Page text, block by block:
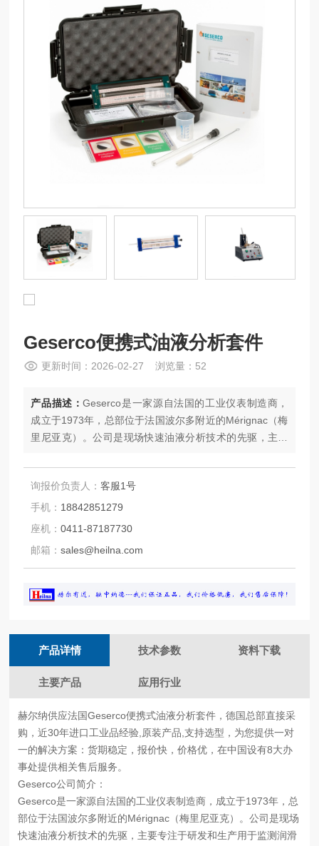
Geserco便携式油液分析套件
更新时间：2026-02-27 浏览量：52
产品描述：Geserco是一家源自法国的工业仪表制造商，
成立于1973年，总部位于法国波尔多附近的Mérignac（梅
里尼亚克）。公司是现场快速油液分析技术的先驱，主要
测套件。Geserco的产品在全球范围内广泛应用，其设计
理念强调现场便携性和快速分析，旨在帮助用户在无需送
检实验室的情况下，直接在现场做出维护决策。
询报价负责人：客服1号
手机： 18842851279
座机：0411-87187730
邮箱：sales@heilna.com
产品详情 技术参数 资料下载
主要产品 应用行业
赫尔纳供应法国Geserco便携式油液分析套件 ，德国总部直接采
购，近30年进口工业品经验,原装产品,支持选型，为您提供一对
一的解决方案：货期稳定，报价快，价格优，在中国设有8大办
事处提供相关售后服务。
Geserco公司简介：
Geserco是一家源自法国的工业仪表制造商，成立于1973年，总
部位于法国波尔多附近的Mérignac（梅里尼亚克）。公司是现场
快速油液分析技术的先驱，主要专注于研发和生产用于监测润滑